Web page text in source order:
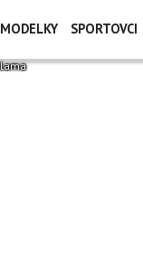
MODELKY SPORTOVCI